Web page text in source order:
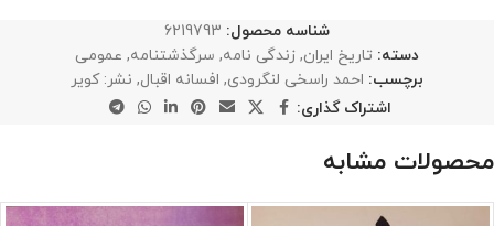
شناسه محصول: 6219793
دسته: تاریخ ایران, زندگی نامه, سرگذشتنامه, عمومی
برچسب: احمد راسخی لنگرودی, افسانه اقبال, نشر: کویر
اشتراک گذاری:
محصولات مشابه